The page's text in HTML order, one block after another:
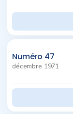
Numéro 47
décembre 1971